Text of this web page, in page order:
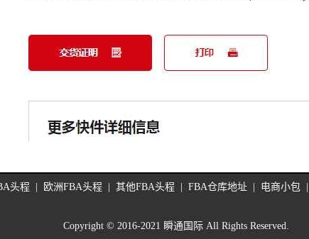
头程| 欧洲FBA头程| 其他FBA头程| FBA仓库地址| 电商小包|
Copyright © 2016-2021 瞬通国际 All Rights Reserved.